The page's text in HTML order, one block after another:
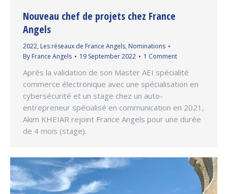
Nouveau chef de projets chez France
Angels
2022, Les réseaux de France Angels, Nominations
By France Angels 19 September 2022 1 Comment
Après la validation de son Master AEI spécialité
commerce électronique avec une spécialisation en
cybersécurité et un stage chez un auto-
entrepreneur spécialisé en communication en 2021,
Akim KHEIAR rejoint France Angels pour une durée
de 4 mois (stage).